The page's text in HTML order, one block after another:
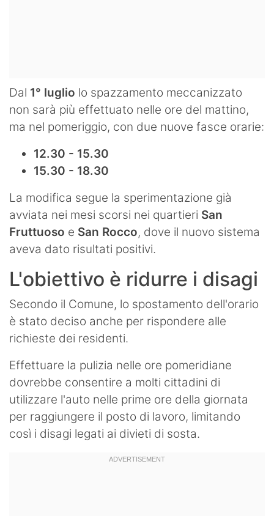
Dal 1° luglio lo spazzamento meccanizzato
non sarà più effettuato nelle ore del mattino,
ma nel pomeriggio, con due nuove fasce orarie:
12.30 - 15.30
15.30 - 18.30
La modifica segue la sperimentazione già
avviata nei mesi scorsi nei quartieri San
Fruttuoso e San Rocco, dove il nuovo sistema
aveva dato risultati positivi.
L'obiettivo è ridurre i disagi
Secondo il Comune, lo spostamento dell'orario
è stato deciso anche per rispondere alle
richieste dei residenti.
Effettuare la pulizia nelle ore pomeridiane
dovrebbe consentire a molti cittadini di
utilizzare l'auto nelle prime ore della giornata
per raggiungere il posto di lavoro, limitando
così i disagi legati ai divieti di sosta.